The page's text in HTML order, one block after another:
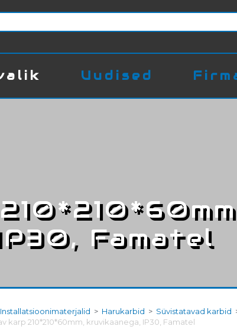
Uudised
Famatel
Installatsioonimaterjalid > Harukarbid > Süvistatavad karbid
karp 210*210*60mm, kruvikaanega, IP30, Famatel